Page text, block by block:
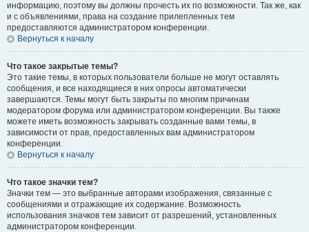
информацию, поэтому вы должны прочесть их по возможности. Так же, как
и с объявлениями, права на создание прилепленных тем
предоставляются администратором конференции.
Вернуться к началу
Что такое закрытые темы?
Это такие темы, в которых пользователи больше не могут оставлять
сообщения, и все находящиеся в них опросы автоматически
завершаются. Темы могут быть закрыты по многим причинам
модератором форума или администратором конференции. Вы также
можете иметь возможность закрывать созданные вами темы, в
зависимости от прав, предоставленных вам администратором
конференции.
Вернуться к началу
Что такое значки тем?
Значки тем — это выбранные авторами изображения, связанные с
сообщениями и отражающие их содержание. Возможность
использования значков тем зависит от разрешений, установленных
администратором конференции.